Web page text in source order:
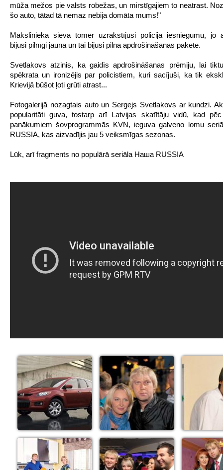
mūža mežos pie valsts robežas, un mirstīgajiem to neatrast.
šo auto, tātad tā nemaz nebija domāta mums!"
Mākslinieka sieva tomēr uzrakstījusi policijā iesniegumu, jo
bijusi pilnīgi jauna un tai bijusi pilna apdrošināšanas pakete.
Svetlakovs atzinis, ka gaidīs apdrošināšanas prēmiju, lai
spēkrata un ironizējis par policistiem, kuri sacījuši, ka tik
Krievijā būšot ļoti grūti atrast...
Fotogalerijā nozagtais auto un Sergejs Svetlakovs ar kundzi.
popularitāti guva, tostarp arī Latvijas skatītāju vidū, kad pēc
panākumiem šovprogrammās KVN, ieguva galveno lomu
RUSSIA, kas aizvadījis jau 5 veiksmīgas sezonas.
Lūk, arī fragments no populārā seriāla Наша RUSSIA